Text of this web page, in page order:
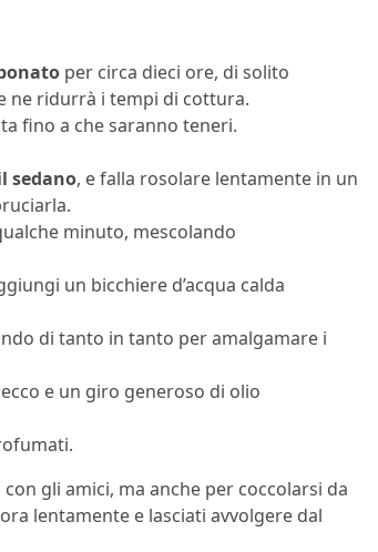
per circa dieci ore, di solito
ne ridurrà i tempi di cottura.
fino a che saranno teneri.
sedano, e falla rosolare lentamente in un
minuto, mescolando
un bicchiere d’acqua calda
di tanto in tanto per amalgamare i
e un giro generoso di olio
gli amici, ma anche per coccolarsi da
lentamente e lasciati avvolgere dal